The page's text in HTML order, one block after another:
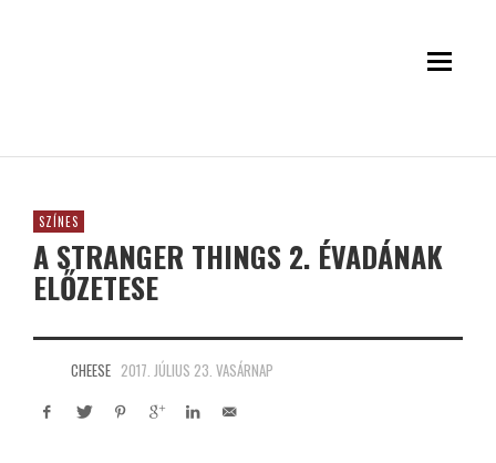
SZÍNES
A STRANGER THINGS 2. ÉVADÁNAK
ELŐZETESE
CHEESE 2017. JÚLIUS 23. VASÁRNAP